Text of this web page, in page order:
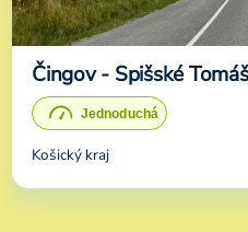
Čingov - Spišské
Košický kraj